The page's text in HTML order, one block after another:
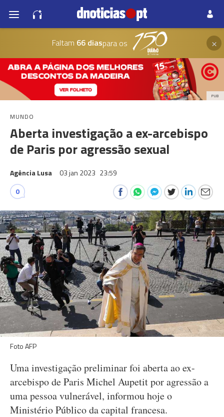
Faltam 66 diaspara os ×
PUB
MUNDO
Aberta investigação a ex-arcebispo
de Paris por agressão sexual
Agência Lusa 03 jan 2023 23:59
0
Foto AFP
Uma investigação preliminar foi aberta ao ex-
arcebispo de Paris Michel Aupetit por agressão a
uma pessoa vulnerável, informou hoje o
Ministério Público da capital francesa.